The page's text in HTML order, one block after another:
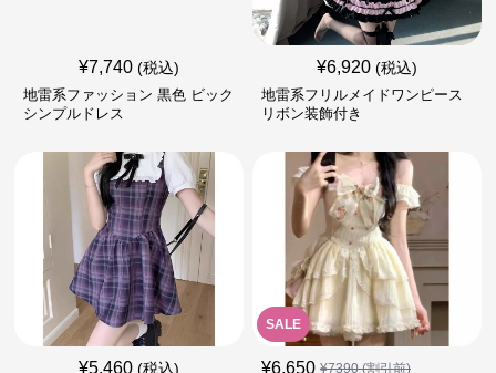
¥7,740 (税込)
地雷系ファッション 黒色 ビック
シンプルドレス
¥6,920 (税込)
地雷系フリルメイドワンピース
リボン装飾付き
¥5,460 (税込)
SALE
¥6,650 ¥7390(割引前)